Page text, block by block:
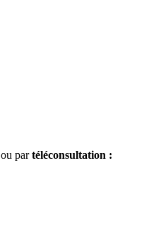
ou partéléconsultation :